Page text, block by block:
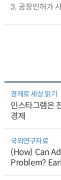
3. 공장인허가
경제로 세상 읽기
인스타그램은
경제
국외연구자료
(How) Can
Problem?